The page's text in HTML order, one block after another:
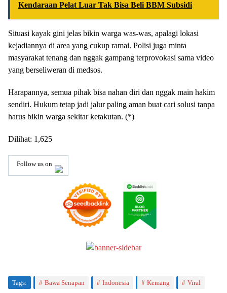
Kendaraan Pelat Luar Tak Bisa Beli BBM Subsidi
Situasi kayak gini jelas bikin warga was-was, apalagi lokasi
kejadiannya di area yang cukup ramai. Polisi juga minta
masyarakat tenang dan nggak gampang terprovokasi sama video
yang berseliweran di medsos.
Harapannya, semua pihak bisa nahan diri dan nggak main hakim
sendiri. Hukum tetap jadi jalur paling aman buat cari solusi tanpa
harus bikin warga sekitar ketakutan. (*)
Dilihat: 1,625
Follow us on
Tags: Bawa Senapan Indonesia Kemang Viral